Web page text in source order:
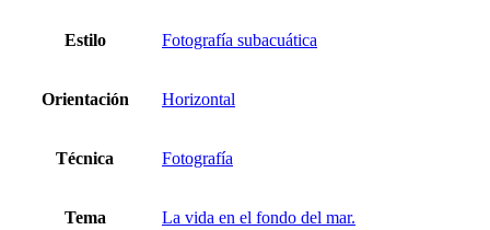
Estilo Fotografía subacuática
Orientación Horizontal
Técnica Fotografía
Tema La vida en el fondo del mar.